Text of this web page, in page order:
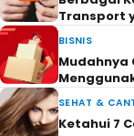
Transport
BISNIS
Mudahnya
SEHAT &
Ketahui 7